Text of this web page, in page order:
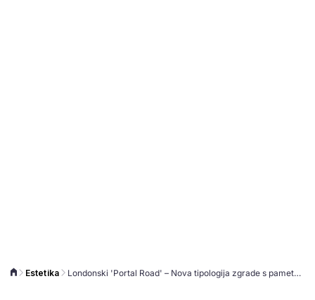
Estetika Londonski 'Portal Road' – Nova tipologija zgrade s pametnim dizalima po uzoru na 'Ministarstvo magije'